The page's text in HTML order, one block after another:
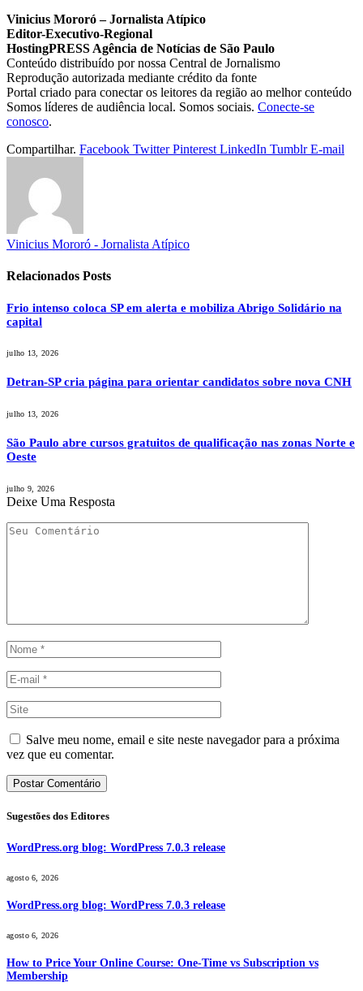
Vinicius Mororó – Jornalista Atípico
Editor-Executivo-Regional
HostingPRESS Agência de Notícias de São Paulo
Conteúdo distribuído por nossa Central de Jornalismo
Reprodução autorizada mediante crédito da fonte
Portal criado para conectar os leitores da região ao melhor conteúdo
Somos líderes de audiência local. Somos sociais. Conecte-se
conosco.
Compartilhar. Facebook Twitter Pinterest LinkedIn Tumblr E-mail
Vinicius Mororó - Jornalista Atípico
Relacionados Posts
Frio intenso coloca SP em alerta e mobiliza Abrigo Solidário na
capital
julho 13, 2026
Detran-SP cria página para orientar candidatos sobre nova CNH
julho 13, 2026
São Paulo abre cursos gratuitos de qualificação nas zonas Norte e
Oeste
julho 9, 2026
Deixe Uma Resposta
Salve meu nome, email e site neste navegador para a próxima
vez que eu comentar.
Sugestões dos Editores
WordPress.org blog: WordPress 7.0.3 release
agosto 6, 2026
WordPress.org blog: WordPress 7.0.3 release
agosto 6, 2026
How to Price Your Online Course: One-Time vs Subscription vs
Membership